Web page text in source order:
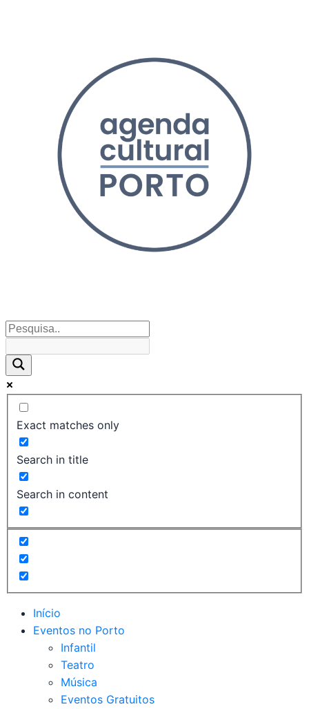
Exact matches only
Search in title
Search in content
Início
Eventos no Porto
Infantil
Teatro
Música
Eventos Gratuitos